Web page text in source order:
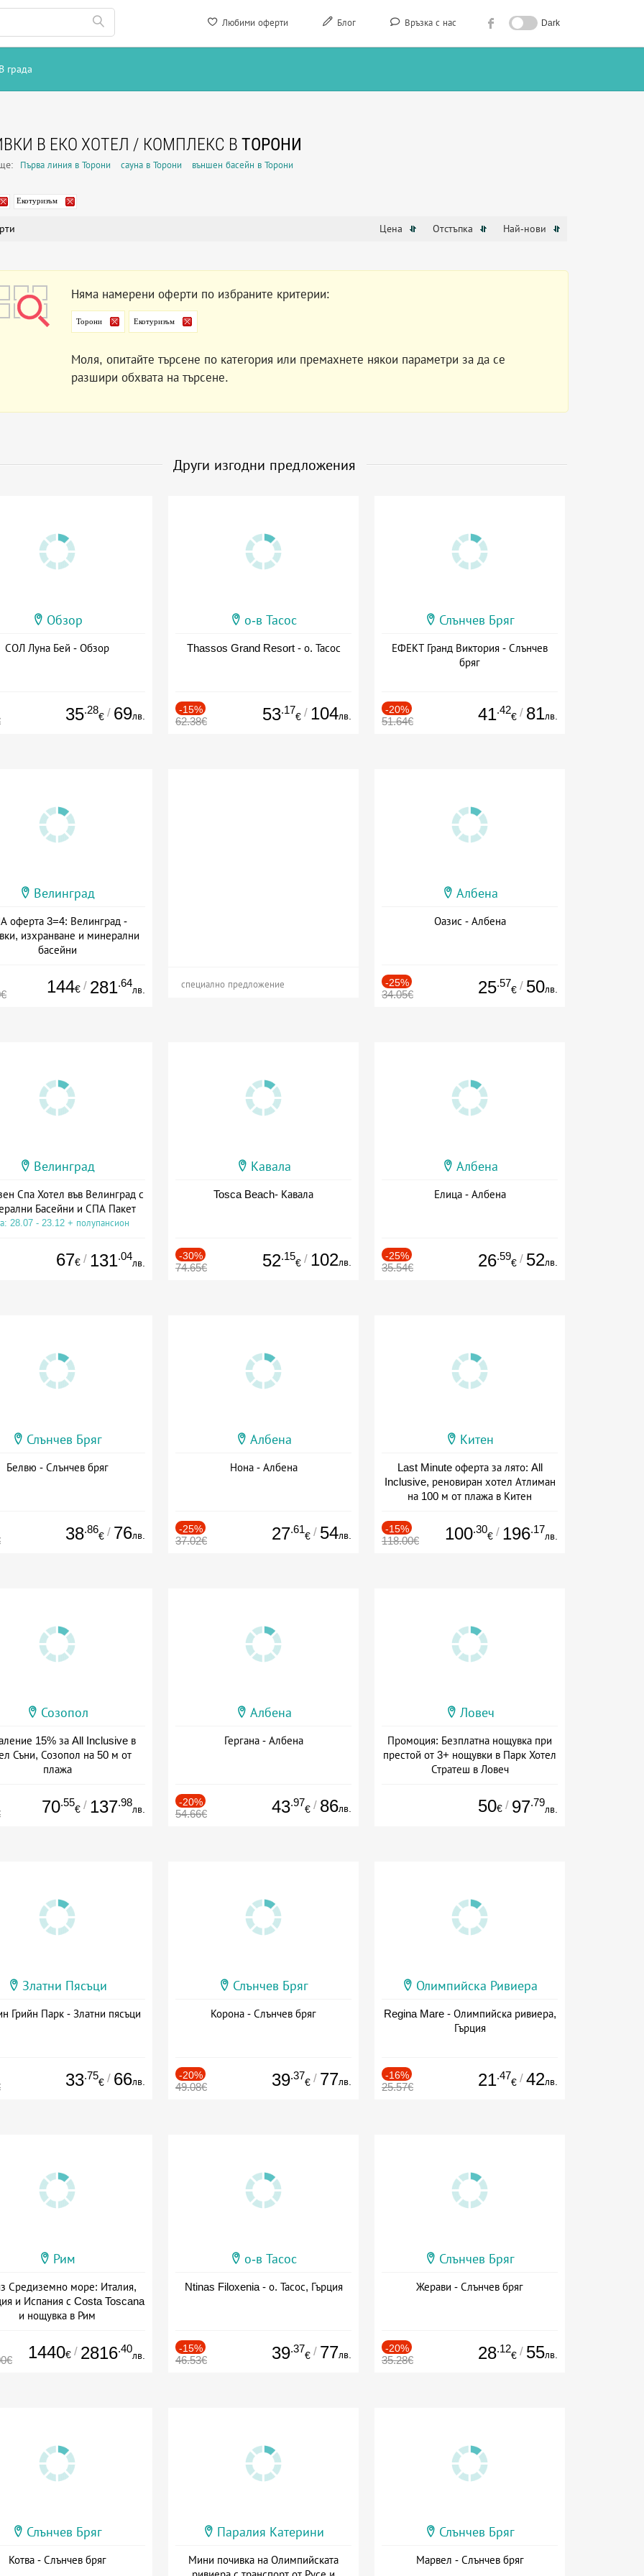
Любими оферти Блог Връзка с нас Dark
В града
В ЕКО ХОТЕЛ / КОМПЛЕКС В ТОРОНИ
Първа линия в Торони сауна в Торони външен басейн в Торони
Екотуризъм
Цена Отстъпка Най-нови
Няма намерени оферти по избраните критерии:
Торони Екотуризъм
Моля, опитайте търсене по категория или премахнете някои параметри за да се
разшири обхвата на търсене.
Други изгодни предложения
Обзор
СОЛ Луна Бей - Обзор
35.28
€ / 69лв.
о-в Тасос
Thassos Grand Resort - о. Тасос
-15%
62.38€ 53.17
€ / 104лв.
Слънчев Бряг
ЕФЕКТ Гранд Виктория - Слънчев
бряг
-20%
51.64€ 41.42
€ / 81лв.
Велинград
оферта 3=4: Велинград -
изхранване и минерални
басейни
144€ / 281.64
лв. специално предложение
Албена
Оазис - Албена
-25%
34.05€ 25.57
€ / 50лв.
Велинград
Спа Хотел във Велинград с
Басейни и СПА Пакет
28.07 - 23.12 + полупансион
67€ / 131.04
лв.
Кавала
Tosca Beach- Кавала
-30%
74.65€ 52.15
€ / 102лв.
Албена
Елица - Албена
-25%
35.54€ 26.59
€ / 52лв.
Слънчев Бряг
Белвю - Слънчев бряг
38.86
€ / 76лв.
Албена
Нона - Албена
-25%
37.02€ 27.61
€ / 54лв.
Китен
Last Minute оферта за лято: All
Inclusive, реновиран хотел Атлиман
на 100 м от плажа в Китен
-15%
118.00€ 100.30
€ / 196.17
лв.
Созопол
15% за All Inclusive в
Съни, Созопол на 50 м от
плажа
70.55
€ / 137.98
лв.
Албена
Гергана - Албена
-20%
54.66€ 43.97
€ / 86лв.
Ловеч
Промоция: Безплатна нощувка при
престой от 3+ нощувки в Парк Хотел
Стратеш в Ловеч
50€ / 97.79
лв.
Златни Пясъци
Грийн Парк - Златни пясъци
33.75
€ / 66лв.
Слънчев Бряг
Корона - Слънчев бряг
-20%
49.08€ 39.37
€ / 77лв.
Олимпийска Ривиера
Regina Mare - Олимпийска ривиера,
Гърция
-16%
25.57€ 21.47
€ / 42лв.
Рим
Средиземно море: Италия,
и Испания с Costa Toscana
и нощувка в Рим
1440€ / 2816.40
лв.
о-в Тасос
Ntinas Filoxenia - о. Тасос, Гърция
-15%
46.53€ 39.37
€ / 77лв.
Слънчев Бряг
Жерави - Слънчев бряг
-20%
35.28€ 28.12
€ / 55лв.
Слънчев Бряг
Котва - Слънчев бряг
Паралия Катерини
Мини почивка на Олимпийската
Слънчев Бряг
Марвел - Слънчев бряг